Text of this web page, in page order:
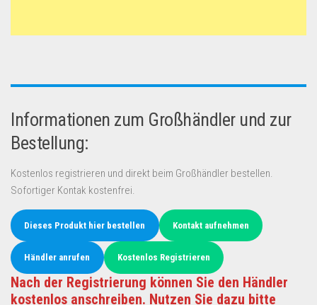
Informationen zum Großhändler und zur
Bestellung:
Kostenlos registrieren und direkt beim Großhändler bestellen.
Sofortiger Kontak kostenfrei.
Dieses Produkt hier bestellen Kontakt aufnehmen
Händler anrufen Kostenlos Registrieren
Nach der Registrierung können Sie den Händler
kostenlos anschreiben. Nutzen Sie dazu bitte